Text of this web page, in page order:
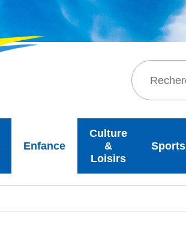
Rechercher
Enfance
Culture
&
Loisirs
Sports